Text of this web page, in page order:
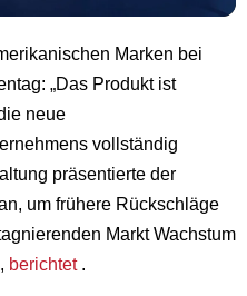
Marken bei
„Das Produkt ist
neue
vollständig
präsentierte der
um frühere Rückschläge
Markt Wachstum
berichtet.